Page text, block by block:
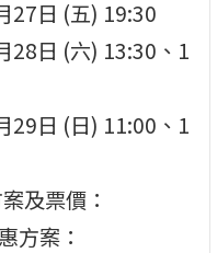
27日 (五) 19:30
28日 (六) 13:30、1
29日 (日) 11:00、1
及票價：
方案：